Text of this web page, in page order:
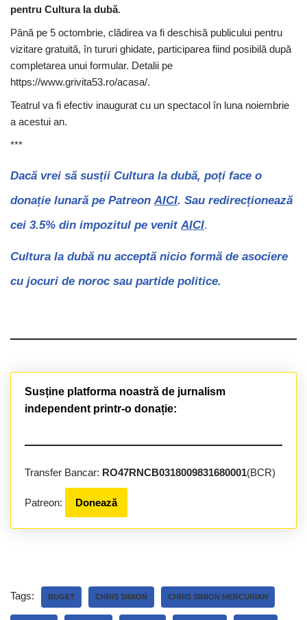
pentru Cultura la dubă.
Până pe 5 octombrie, clădirea va fi deschisă publicului pentru
vizitare gratuită, în tururi ghidate, participarea fiind posibilă după
completarea unui formular. Detalii pe
https://www.grivita53.ro/acasa/.
Teatrul va fi efectiv inaugurat cu un spectacol în luna noiembrie
a acestui an.
***
Dacă vrei să susții Cultura la dubă, poți face o
donație lunară pe Patreon AICI. Sau redirecționează
cei 3.5% din impozitul pe venit AICI.
Cultura la dubă nu acceptă nicio formă de asociere
cu jocuri de noroc sau partide politice.
Susține platforma noastră de jurnalism
independent printr-o donație:
Transfer Bancar: RO47RNCB0318009831680001(BCR)
Patreon: Donează
Tags: BUGET CHRIS SIMION CHRIS SIMION MERCURIAN